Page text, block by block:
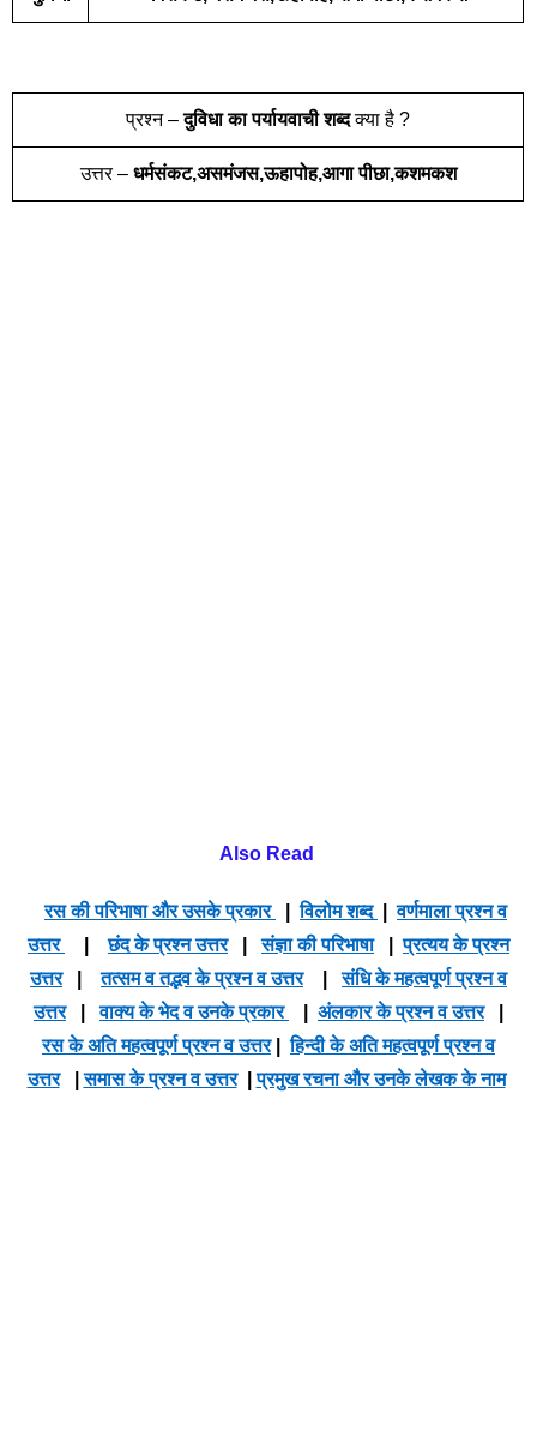
प्रश्न –दुविधा का पर्यायवाची शब्दक्या है ?
उत्तर – धर्मसंकट,असमंजस,ऊहापोह,आगा पीछा,कशमकश
Also Read
रस की परिभाषा और उसके प्रकार |विलोम शब्द |वर्णमाला प्रश्न व
उत्तर
|छंद के प्रश्न उत्तर|संज्ञा की परिभाषा|प्रत्यय के प्रश्न
उत्तर|तत्सम व तद्भव के प्रश्न व उत्तर|संधि के महत्वपूर्ण प्रश्न व
उत्तर|वाक्य के भेद व उनके प्रकार अंलकार के प्रश्न व उत्तर|
रस के अति महत्वपूर्ण प्रश्न व उत्तर|हिन्दी के अति महत्वपूर्ण प्रश्न व
उत्तर|समास के प्रश्न व उत्तर|प्रमुख रचना और उनके लेखक के नाम